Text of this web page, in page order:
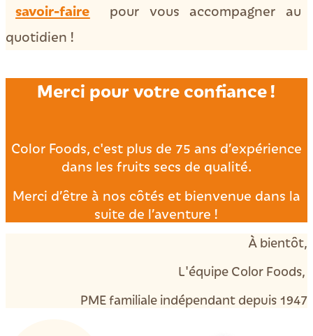
savoir-faire
pour vous accompagner au
quotidien !
Merci pour votre confiance !
Color Foods, c'est plus de 75 ans d’expérience
dans les fruits secs de qualité.
Merci d’être à nos côtés et bienvenue dans la
suite de l’aventure !
À bientôt,
L'équipe Color Foods,
PME familiale indépendant depuis 1947